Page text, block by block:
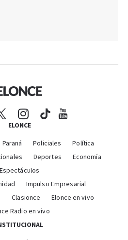
ELONCE
Paraná Policiales
Política
Deportes
Economía
Espectáculos
Impulso Empresarial
Clasionce
Elonce en vivo
Radio en vivo